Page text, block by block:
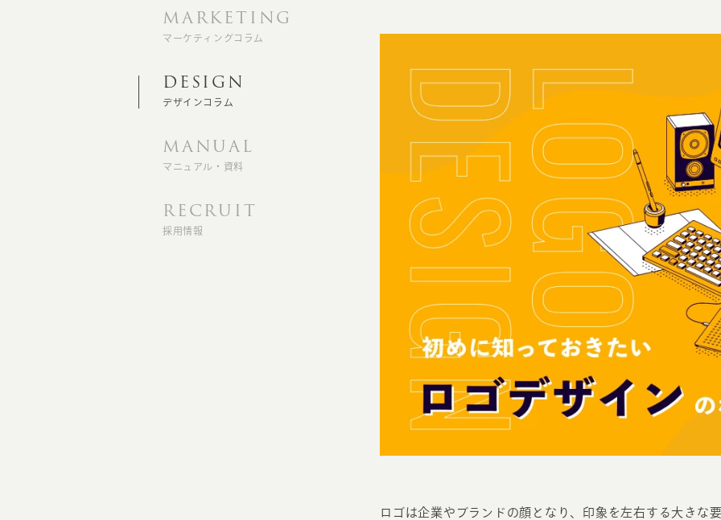
INFORMATION
MARKETING
マーケティングコラム
DESIGN
デザインコラム
MANUAL
マニュアル・資料
RECRUIT
採用情報
ロゴは企業やブランドの顔となり、印象を左右する大きな